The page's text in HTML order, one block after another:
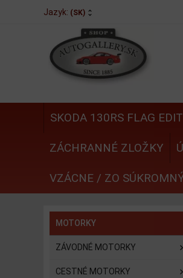
Jazyk: (SK)
SKODA 130RS FLAG
ZÁCHRANNÉ ZLOŽKY
VZÁCNE / ZO
MOTORKY
ZÁVODNÉ MOTORKY
CESTNÉ MOTORKY